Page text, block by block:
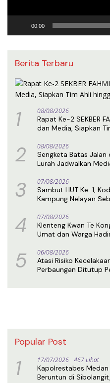
00:00
Berita Terbaru
1 08/08/2026
Rapat Ke-2 SEKBER
dan Media, Siapkan
2 08/08/2026
Sengketa Batas Jalan
Lurah Jadwalkan
3 07/08/2026
Sambut HUT Ke-1,
Kampung Nelayan
4 07/08/2026
Klenteng Kwan Te
Umat dan Warga
5 06/08/2026
Atasi Risiko
Perbaungan Ditutup
Popular Post
1 17/07/2026 467 Lihat
Kapolrestabes Medan
Beruntun di